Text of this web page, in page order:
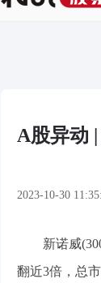
A股异动
2023-10-30
新诺威
翻近3倍，总